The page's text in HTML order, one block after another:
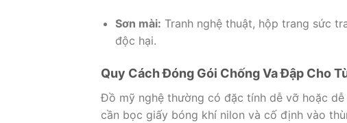
Sơn mài: Tranh nghệ thuật, hộp trang sức
độc hại.
Quy Cách Đóng Gói Chống Va Đập Cho
Đồ mỹ nghệ thường có đặc tính dễ vỡ hoặc
cần bọc giấy bóng khí nilon và cố định vào